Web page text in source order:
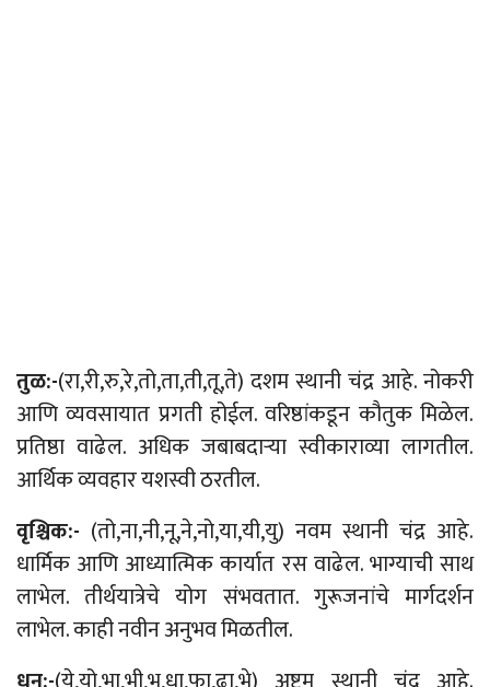
तुळ:-(रा,री,रु,रे,तो,ता,ती,तू,ते) दशम स्थानी चंद्र आहे. नोकरी
आणि व्यवसायात प्रगती होईल. वरिष्ठांकडून कौतुक मिळेल.
प्रतिष्ठा वाढेल. अधिक जबाबदाऱ्या स्वीकाराव्या लागतील.
आर्थिक व्यवहार यशस्वी ठरतील.
वृश्चिक:- (तो,ना,नी,नू,ने,नो,या,यी,यु) नवम स्थानी चंद्र आहे.
धार्मिक आणि आध्यात्मिक कार्यात रस वाढेल. भाग्याची साथ
लाभेल. तीर्थयात्रेचे योग संभवतात. गुरूजनांचे मार्गदर्शन
लाभेल. काही नवीन अनुभव मिळतील.